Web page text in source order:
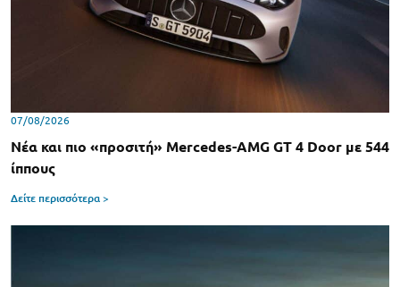
07/08/2026
Νέα και πιο «προσιτή» Mercedes-AMG GT 4 Door με 544
ίππους
Δείτε περισσότερα >